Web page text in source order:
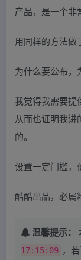
产品，是一个非
用同样的方法做
为什么要公布，
我觉得我需要提
从而也证明我讲
的。
设置一定门槛，
酷酷出品，必属
温馨提示：
17:15:09 ，